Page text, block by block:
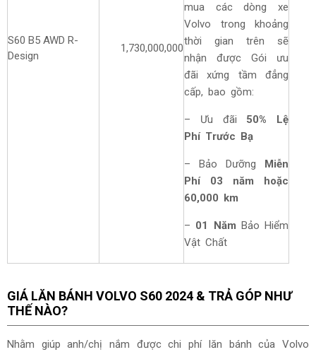
S60 B5 AWD R-
Design
1,730,000,000
mua các dòng xe
Volvo trong khoảng
thời gian trên sẽ
nhận được Gói ưu
đãi xứng tầm đẳng
cấp, bao gồm:
– Ưu đãi 50% Lệ
Phí Trước Bạ
– Bảo Dưỡng Miễn
Phí 03 năm hoặc
60,000 km
– 01 Năm Bảo Hiểm
Vật Chất
GIÁ LĂN BÁNH VOLVO S60 2024 & TRẢ GÓP NHƯ
THẾ NÀO?
Nhằm giúp anh/chị nắm được chi phí lăn bánh của Volvo